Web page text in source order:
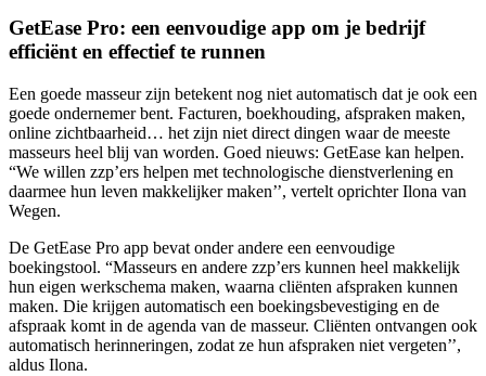
GetEase Pro: een eenvoudige app om je bedrijf
efficiënt en effectief te runnen
Een goede masseur zijn betekent nog niet automatisch dat je ook een
goede ondernemer bent. Facturen, boekhouding, afspraken maken,
online zichtbaarheid… het zijn niet direct dingen waar de meeste
masseurs heel blij van worden. Goed nieuws: GetEase kan helpen.
“We willen zzp’ers helpen met technologische dienstverlening en
daarmee hun leven makkelijker maken’’, vertelt oprichter Ilona van
Wegen.
De GetEase Pro app bevat onder andere een eenvoudige
boekingstool. “Masseurs en andere zzp’ers kunnen heel makkelijk
hun eigen werkschema maken, waarna cliënten afspraken kunnen
maken. Die krijgen automatisch een boekingsbevestiging en de
afspraak komt in de agenda van de masseur. Cliënten ontvangen ook
automatisch herinneringen, zodat ze hun afspraken niet vergeten’’,
aldus Ilona.